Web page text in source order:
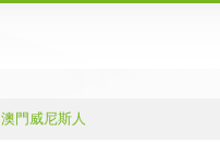
澳門威尼斯人